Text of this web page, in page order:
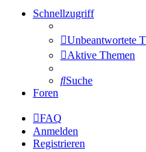
Schnellzugriff
Unbeantwortete
Aktive Themen
Suche
Foren
FAQ
Anmelden
Registrieren